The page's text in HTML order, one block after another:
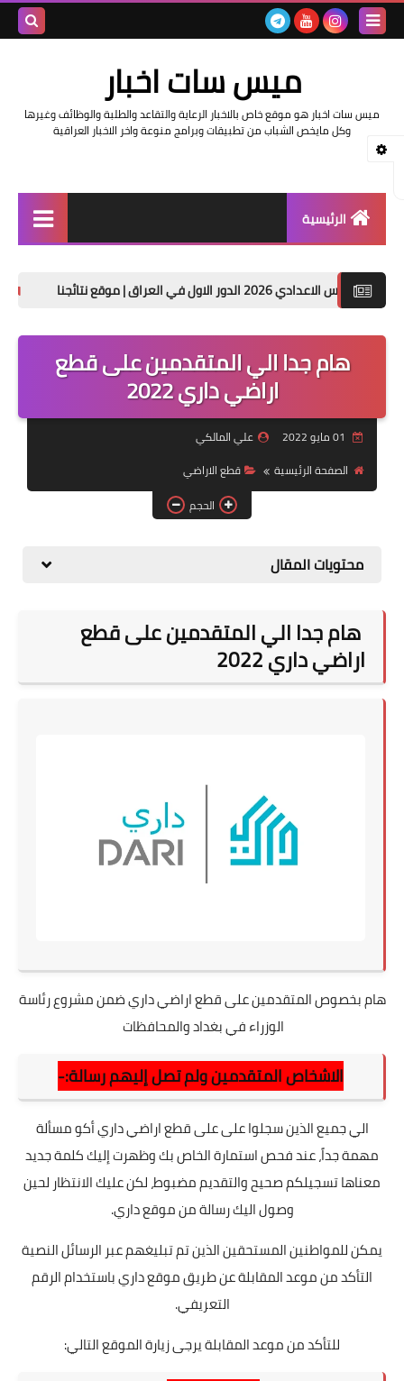
ميس سات اخبار
ميس سات اخبار هو موقع خاص بالاخبار الرعاية والتقاعد والطلبة والوظائف وغيرها
وكل مايخص الشباب من تطبيقات وبرامج منوعة واخر الاخبار العراقية
الرئيسية
اخبار وزارة التربية والتعليم
اخبار وزارة العمل وهيئة
التقاعد
قطع الاراضي
العراق | موقع نتائجنا حصريا تنزيل
هام جدا الي المتقدمين على قطع
اراضي داري 2022
علي المالكي
الصفحة الرئيسية
قطع الاراضي
الحجم
محتويات المقال
هام جدا الي المتقدمين على قطع
اراضي داري 2022
هام بخصوص المتقدمين على قطع اراضي داري ضمن مشروع رئاسة
الوزراء في بغداد والمحافظات
الاشخاص المتقدمين ولم تصل إليهم رسالة:-
الي جميع الذين سجلوا على على قطع اراضي داري أكو مسألة
مهمة جداً، عند فحص استمارة الخاص بك وظهرت إليك كلمة جديد
معناها تسجيلكم صحيح والتقديم مضبوط، لكن عليك الانتظار لحين
وصول اليك رسالة من موقع داري.
يمكن للمواطنين المستحقين الذين تم تبليغهم عبر الرسائل النصية
التأكد من موعد المقابلة عن طريق موقع داري باستخدام الرقم
التعريفي.
للتأكد من موعد المقابلة يرجى زيارة الموقع التالي: